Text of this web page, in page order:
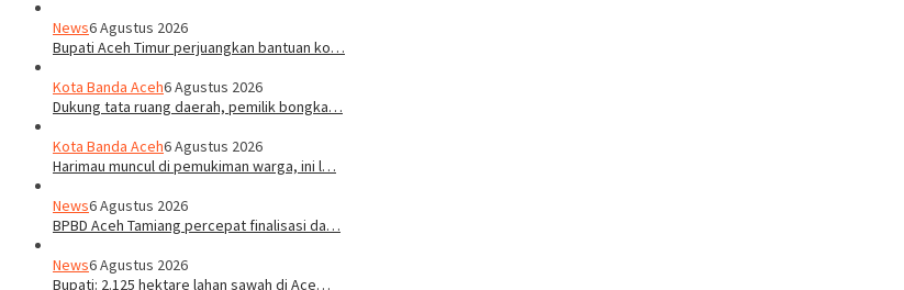
News6 Agustus 2026
Bupati Aceh Timur perjuangkan bantuan ko…
Kota Banda Aceh6 Agustus 2026
Dukung tata ruang daerah, pemilik bongka…
Kota Banda Aceh6 Agustus 2026
Harimau muncul di pemukiman warga, ini l…
News6 Agustus 2026
BPBD Aceh Tamiang percepat finalisasi da…
News6 Agustus 2026
Bupati: 2.125 hektare lahan sawah di Ace…